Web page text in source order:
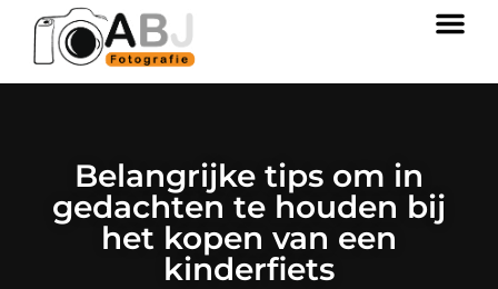
Belangrijke tips om in
gedachten te houden bij
het kopen van een
kinderfiets